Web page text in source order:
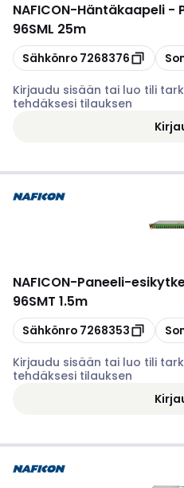
NAFICON-Häntäkaapeli -
96SML 25m
Kopioi
Sähkönro 7268376
Kirjaudu sisään tai luo tili
tehdäksesi tilauksen
NAFICON-Paneeli-
96SMT 1.5m
Kopioi
Sähkönro 7268353
Kirjaudu sisään tai luo tili
tehdäksesi tilauksen